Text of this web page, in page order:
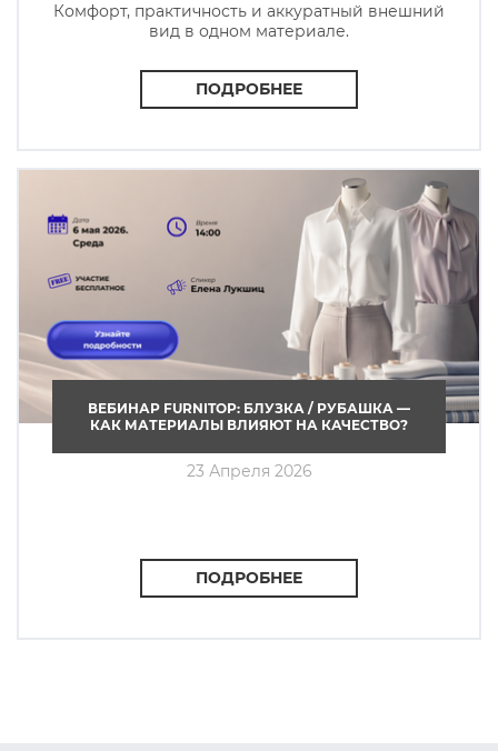
Комфорт, практичность и аккуратный внешний
вид в одном материале.
ПОДРОБНЕЕ
ВЕБИНАР FURNITOP: БЛУЗКА / РУБАШКА —
КАК МАТЕРИАЛЫ ВЛИЯЮТ НА КАЧЕСТВО?
23 Апреля 2026
ПОДРОБНЕЕ